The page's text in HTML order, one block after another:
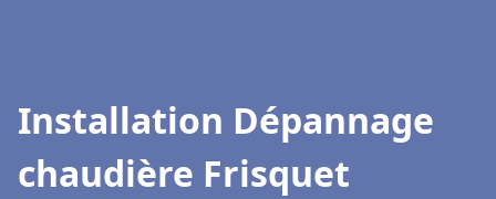
Installation Dépannage
chaudière Frisquet